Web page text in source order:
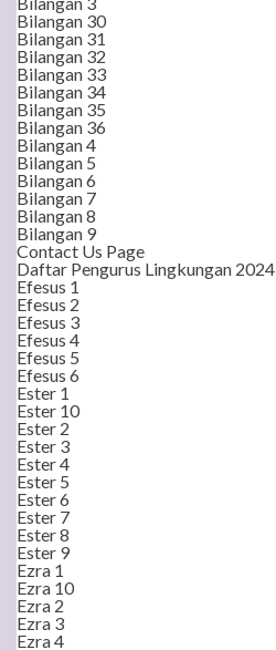
Bilangan 30
Bilangan 31
Bilangan 32
Bilangan 33
Bilangan 34
Bilangan 35
Bilangan 36
Bilangan 4
Bilangan 5
Bilangan 6
Bilangan 7
Bilangan 8
Bilangan 9
Contact Us Page
Daftar Pengurus Lingkungan 2024
Efesus 1
Efesus 2
Efesus 3
Efesus 4
Efesus 5
Efesus 6
Ester 1
Ester 10
Ester 2
Ester 3
Ester 4
Ester 5
Ester 6
Ester 7
Ester 8
Ester 9
Ezra 1
Ezra 10
Ezra 2
Ezra 3
Ezra 4